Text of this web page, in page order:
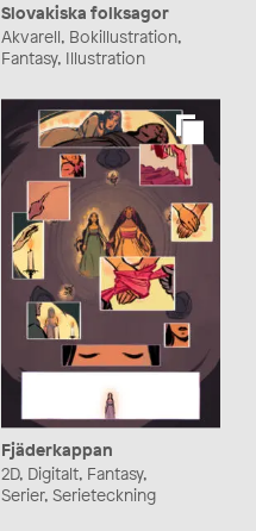
Slovakiska folksagor
Akvarell, Bokillustration,
Fantasy, Illustration
Fjäderkappan
2D, Digitalt, Fantasy,
Serier, Serieteckning